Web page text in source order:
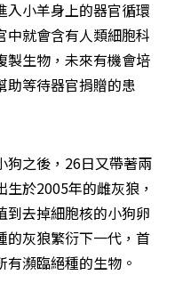
入小羊身上的器官循環
中就會含有人類細胞科
製生物，未來有機會培
助等待器官捐贈的患
狗之後，26日又帶著兩
於2005年的雌灰狼，
到去掉細胞核的小狗卵
的灰狼繁衍下一代，首
瀕臨絕種的生物。